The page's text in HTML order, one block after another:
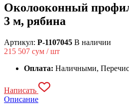
Околооконный
3 м, рябина
Артикул: P-1107045 В наличии
215 507 сум / шт
Оплата: Наличными,
Написать
Описание